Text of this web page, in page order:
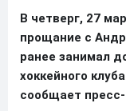
В четверг, 27
прощание с
ранее занимал
хоккейного
сообщает